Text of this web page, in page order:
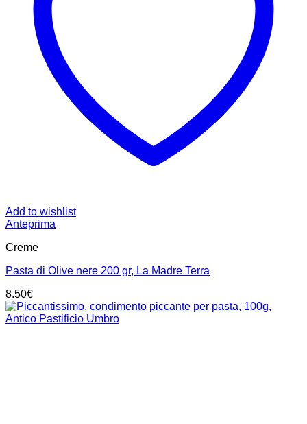
Add to wishlist
Anteprima
Creme
Pasta di Olive nere 200 gr, La Madre Terra
8.50€